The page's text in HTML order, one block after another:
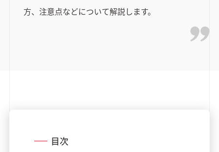
方、注意点などについて解説します。
目次